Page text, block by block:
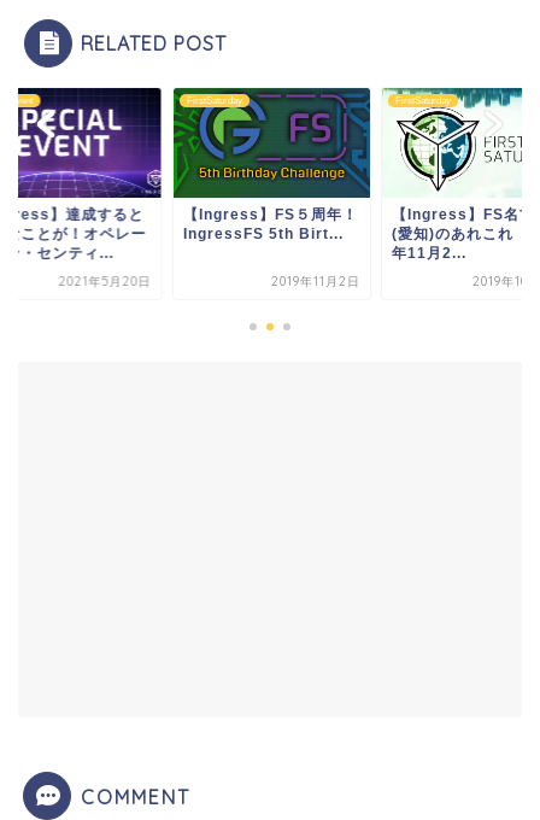
RELATED POST
Event
】達成すると
なことが！オペレー
ン・センティ...
2021年5月20日
FirstSaturday
【Ingress】FS５周年！
IngressFS 5th Birt...
2019年11月2日
FirstSaturday
【Ingress】FS名古
(愛知)のあれこれ【
年11月2...
2019年10
COMMENT